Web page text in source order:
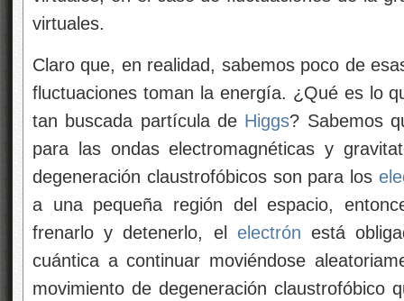
virtuales.
Claro que, en realidad, sabemos poco de
fluctuaciones toman la energía. ¿Qué es lo
tan buscada partícula de Higgs? Sabemos
para las ondas electromagnéticas y
degeneración claustrofóbicos son para los
a una pequeña región del espacio,
frenarlo y detenerlo, el electrón está
cuántica a continuar moviéndose
movimiento de degeneración claustrofóbico